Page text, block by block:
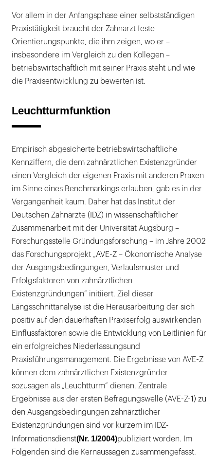
Vor allem in der Anfangsphase einer selbstständigen
Praxistätigkeit braucht der Zahnarzt feste
Orientierungspunkte, die ihm zeigen, wo er –
insbesondere im Vergleich zu den Kollegen –
betriebswirtschaftlich mit seiner Praxis steht und wie
die Praxisentwicklung zu bewerten ist.
Leuchtturmfunktion
Empirisch abgesicherte betriebswirtschaftliche
Kennziffern, die dem zahnärztlichen Existenzgründer
einen Vergleich der eigenen Praxis mit anderen Praxen
im Sinne eines Benchmarkings erlauben, gab es in der
Vergangenheit kaum. Daher hat das Institut der
Deutschen Zahnärzte (IDZ) in wissenschaftlicher
Zusammenarbeit mit der Universität Augsburg –
Forschungsstelle Gründungsforschung – im Jahre 2002
das Forschungsprojekt „AVE-Z – Ökonomische Analyse
der Ausgangsbedingungen, Verlaufsmuster und
Erfolgsfaktoren von zahnärztlichen
Existenzgründungen“ initiiert. Ziel dieser
Längsschnittanalyse ist die Herausarbeitung der sich
positiv auf den dauerhaften Praxiserfolg auswirkenden
Einflussfaktoren sowie die Entwicklung von Leitlinien für
ein erfolgreiches Niederlassungsund
Praxisführungsmanagement. Die Ergebnisse von AVE-Z
können dem zahnärztlichen Existenzgründer
sozusagen als „Leuchtturm“ dienen. Zentrale
Ergebnisse aus der ersten Befragungswelle (AVE-Z-1) zu
den Ausgangsbedingungen zahnärztlicher
Existenzgründungen sind vor kurzem im IDZ-
Informationsdienst(Nr. 1/2004)publiziert worden. Im
Folgenden sind die Kernaussagen zusammengefasst.